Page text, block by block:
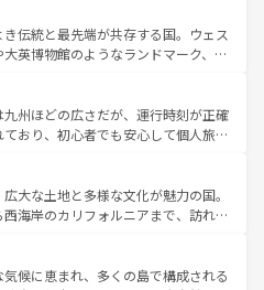
祥地であるランス、プロヴァンスの
など、多彩な楽しみ方が可能だ。さ
にも魅力が溢れており、どの街角に
それぞれで全く異なる文化を体験で
。 なお、新着のフランス情報はコンテンツ一覧
こを歩いても飽きることがない。ベ
バイエルン州のアルプスの絶景、そ
イン畑といった風景は必見。ビール
験してほしい。 なお、新着の
ンツ一覧を参照してほしい。
伝統と最先端が共存する国。ウェス
英博物館のようなランドマーク、歴
がある。また、優雅なアフタヌーン
にはたまらない英国パブ、サッカー観
そできる体験も豊富。イギリスを旅
しい。
九州ほどの広さだが、運行時刻が正確
おり、初心者でも安心して個人旅行
町や、スイスならではのユニークな
ス観光だけでなく町歩きも満喫する
所得が高いため物価も高いが、旅行
楽しむこともできる。 なお、新
ンテンツ一覧 を参照してほしい。
大な土地と多様な文化が魅力の国。
海岸のカリフォルニアまで、訪れる
観光、ショッピング、エンターテイ
激的なスポットだ。一方、アメリカ
候に恵まれ、多くの島で構成される